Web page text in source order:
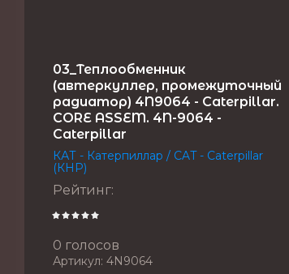
03_Теплообменник
(автеркуллер, промежуточный
радиатор) 4N9064 - Caterpillar.
CORE ASSEM. 4N-9064 -
Caterpillar
КАТ - Катерпиллар / CAT - Caterpillar
(КНР)
Рейтинг:
0 голосов
Артикул: 4N9064